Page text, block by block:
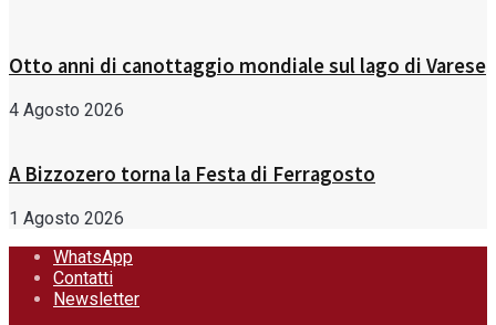
Otto anni di canottaggio mondiale sul lago di Varese
4 Agosto 2026
A Bizzozero torna la Festa di Ferragosto
1 Agosto 2026
WhatsApp
Contatti
Newsletter